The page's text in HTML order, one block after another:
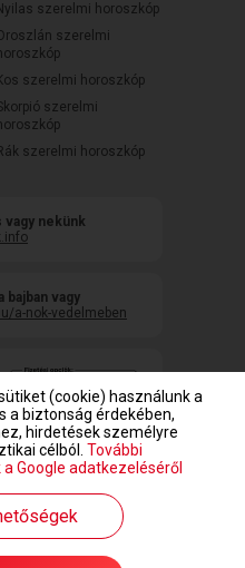
szerelmi horoszkóp
szerelmi
horoszkóp
szerelmi horoszkóp
szerelmi
horoszkóp
szerelmi horoszkóp
vagy nekünk
bajban vagy
a-nok-vedelmeben
2026 Dating Central Europe Zrt.
(cookie) használunk a
a biztonság érdekében,
hirdetések személyre
célból. További
Google adatkezeléséről